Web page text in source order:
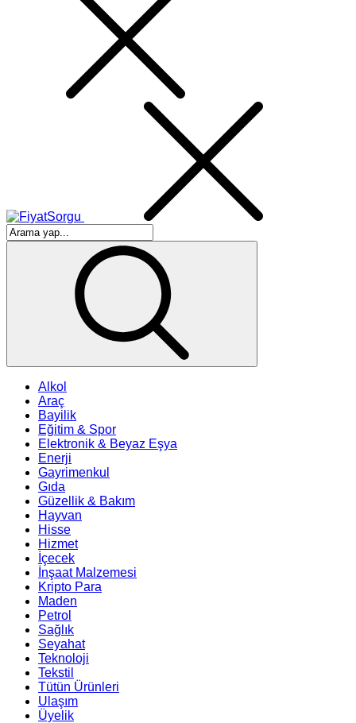
Alkol
Araç
Bayilik
Eğitim & Spor
Elektronik & Beyaz Eşya
Enerji
Gayrimenkul
Gıda
Güzellik & Bakım
Hayvan
Hisse
Hizmet
İçecek
İnşaat Malzemesi
Kripto Para
Maden
Petrol
Sağlık
Seyahat
Teknoloji
Tekstil
Tütün Ürünleri
Ulaşım
Üyelik